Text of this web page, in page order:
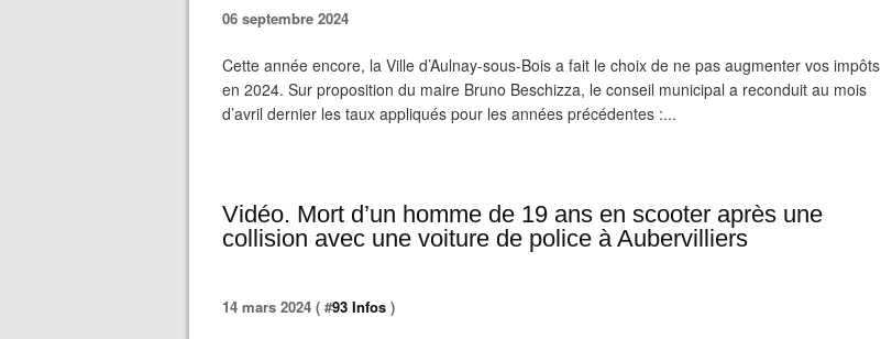
06 septembre 2024
Cette année encore, la Ville d’Aulnay-sous-Bois a fait le choix de ne pas augmenter vos impôts
en 2024. Sur proposition du maire Bruno Beschizza, le conseil municipal a reconduit au mois
d’avril dernier les taux appliqués pour les années précédentes :...
Vidéo. Mort d’un homme de 19 ans en scooter après une
collision avec une voiture de police à Aubervilliers
14 mars 2024 ( #93 Infos )